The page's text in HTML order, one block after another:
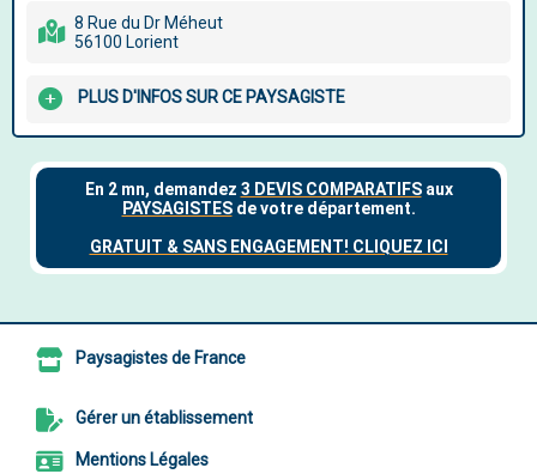
8 Rue du Dr Méheut
56100 Lorient
PLUS D'INFOS SUR CE PAYSAGISTE
Paysagistes de France
Gérer un établissement
Mentions Légales